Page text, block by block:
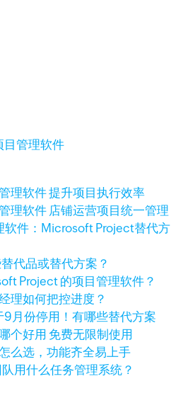
管理软件
理软件 提升项目执行效率
理软件 店铺运营项目统一管理
件：Microsoft Project替代方
代品或替代方案？
Project 的项目管理软件？
理如何把控进度？
月份停用！有哪些替代方案
个好用 免费无限制使用
么选，功能齐全易上手
用什么任务管理系统？